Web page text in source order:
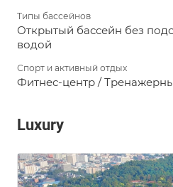
Типы бассейнов
Открытый бассейн без
водой
Спорт и активный отдых
Фитнес-центр /
Luxury